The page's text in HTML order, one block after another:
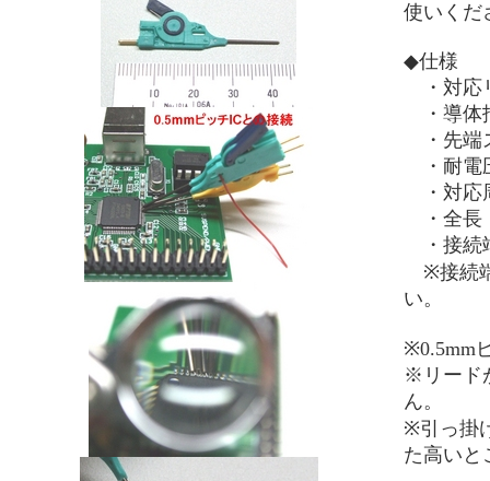
使いくだ
◆仕様
・対応
・導体
・先端
・耐電
・対応
・全長
・接続
※接続
い。
※0.5mm
※リード
ん。
※引っ掛
た高いと